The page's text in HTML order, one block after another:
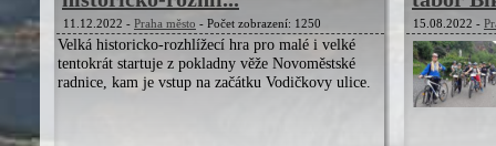
11.12.2022 - Praha město - Počet zobrazení: 1250
Velká historicko-rozhlížecí hra pro malé i velké
tentokrát startuje z pokladny věže Novoměstské
radnice, kam je vstup na začátku Vodičkovy ulice.
15.08.2022 -